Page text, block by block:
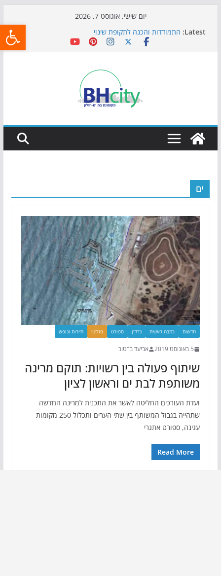
יום שישי, אוגוסט 7, 2026
Latest: התמודדות והכנה לתקופת שינוי
אי ההרפתקאות ממשיך לכבוש את הגינות: מאות משפחות
כדורגל באווירה מיוחדת: הקרנת גמר המונדיאל בטרמינל
הקיץ של בני הנוער בבת־ים: חוף הריביירה הופך למרחב
בטוח בשעות הערב
ים
חדשות כתבה ראשית נדל"ן ספורט פוליטי תיירות ונופש
5 באוגוסט 2019 אביעד ברטוב
שיתוף פעולה בין רשויות: תוקם מרינה
משותפת לבת ים וראשון לציון
ועדת העורכים החליטה לאשר את התכנית למרינה החדשה
שתהייה בגבול המשותף בין שתי הערים ותכלול 250 מקומות
עגינה, ספורט אתגרי
Read More